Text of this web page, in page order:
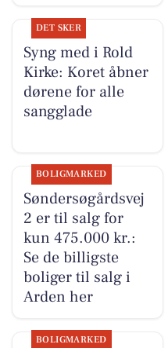
DET SKER
Syng med i Rold
Kirke: Koret åbner
dørene for alle
sangglade
BOLIGMARKED
Søndersøgårdsvej
2 er til salg for
kun 475.000 kr.:
Se de billigste
boliger til salg i
Arden her
BOLIGMARKED